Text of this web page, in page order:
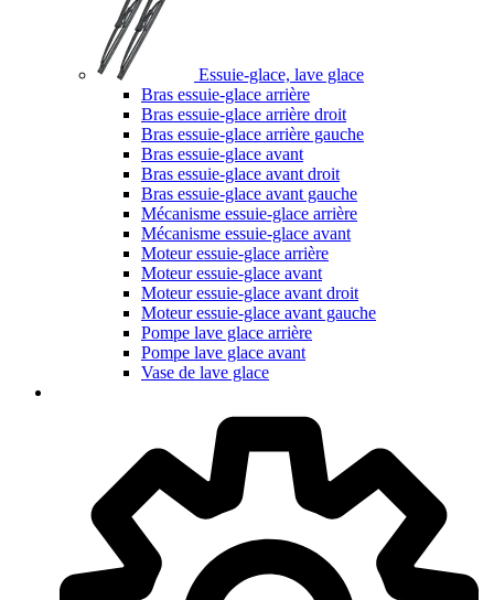
Essuie-glace, lave glace
Bras essuie-glace arrière
Bras essuie-glace arrière droit
Bras essuie-glace arrière gauche
Bras essuie-glace avant
Bras essuie-glace avant droit
Bras essuie-glace avant gauche
Mécanisme essuie-glace arrière
Mécanisme essuie-glace avant
Moteur essuie-glace arrière
Moteur essuie-glace avant
Moteur essuie-glace avant droit
Moteur essuie-glace avant gauche
Pompe lave glace arrière
Pompe lave glace avant
Vase de lave glace